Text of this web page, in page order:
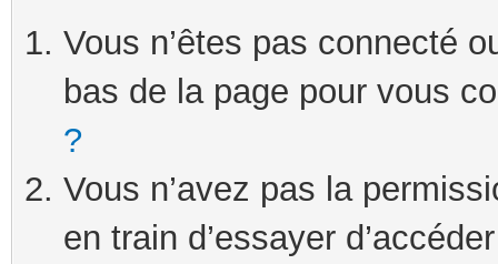
Vous n’êtes pas connecté
bas de la page pour vous
?
Vous n’avez pas la
en train d’essayer